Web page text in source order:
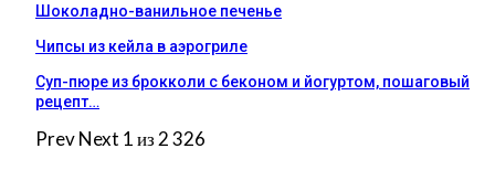
Шоколадно-ванильное печенье
Чипсы из кейла в аэрогриле
Суп-пюре из брокколи с беконом и йогуртом, пошаговый
рецепт…
PrevNext 1 из 2 326